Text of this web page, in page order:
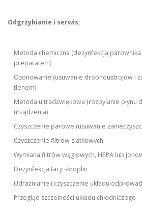
Odgrzybianie i serwis:
Metoda chemiczna (dezynfekcja
preparatem)
Ozonowanie (usuwanie drobnoustrojów i
tlenem)
Metoda ultradźwiękowa (rozpylanie płynu
urządzenia)
Czyszczenie parowe (usuwanie
Czyszczenie filtrów siatkowych
Wymiana filtrów węglowych, HEPA lub
Dezynfekcja tacy skroplin
Udrażnianie i czyszczenie układu
Przegląd szczelności układu chłodniczego